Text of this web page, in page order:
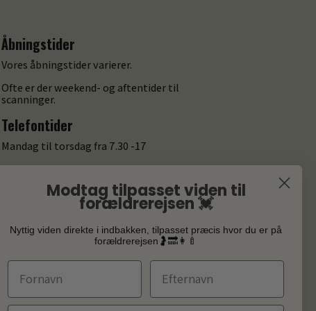
Åbningstider
Vores åbningstider varierer.
Ofte er der weekend- og aftentider til
scanninger.
Telefontider
Mandag til torsdag fra 7.30 -17
Fredag fra 7.30 -14.30
Information
Om os
Cookie- og privatlivspolitik
Modtag tilpasset viden til
forældrerejsen 💓
Nyttig viden direkte i indbakken, tilpasset præcis hvor du er på
forældrerejsen🤰🔜👩‍🍼
Fornavn